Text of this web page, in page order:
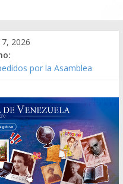
2026
por la Asamblea
año CXXXIII Mes V,
Bor